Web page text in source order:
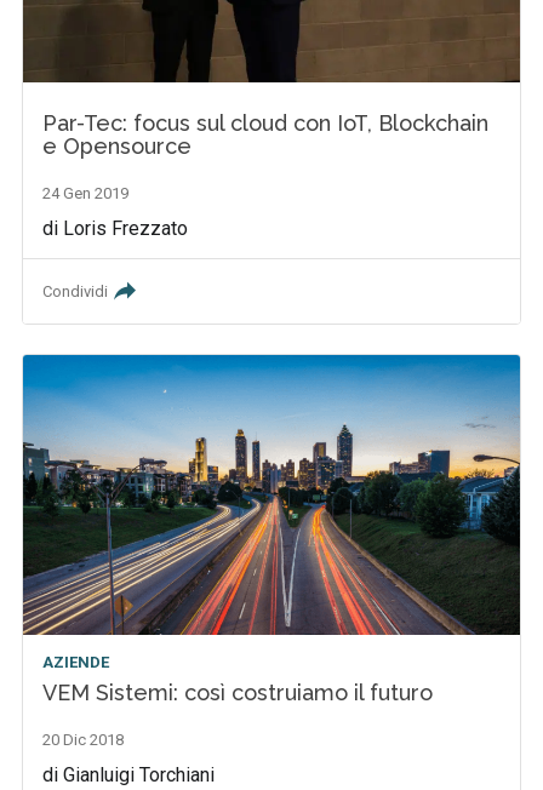
Par-Tec: focus sul cloud con IoT, Blockchain
e Opensource
24 Gen 2019
di Loris Frezzato
Condividi
AZIENDE
VEM Sistemi: così costruiamo il futuro
20 Dic 2018
di Gianluigi Torchiani